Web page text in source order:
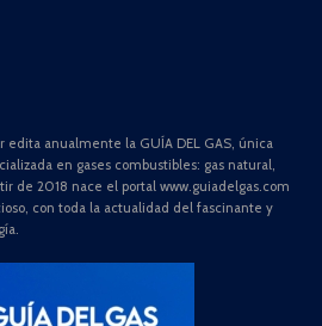
edita anualmente la GUÍA DEL GAS, única
en gases combustibles: gas natural,
de 2018 nace el portal www.guiadelgas.com
con toda la actualidad del fascinante y